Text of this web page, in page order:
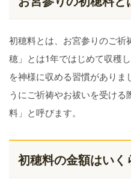
初穂料とは、お宮参りのご祈
穂」とは1年ではじめて収穫
を神様に収める習慣がありま
うにご祈祷やお祓いを受け
料」と呼びます。
初穂料の金額はいく